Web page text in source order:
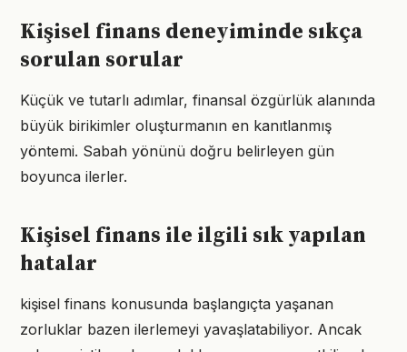
Kişisel finans deneyiminde sıkça
sorulan sorular
Küçük ve tutarlı adımlar, finansal özgürlük alanında
büyük birikimler oluşturmanın en kanıtlanmış
yöntemi. Sabah yönünü doğru belirleyen gün
boyunca ilerler.
Kişisel finans ile ilgili sık yapılan
hatalar
kişisel finans konusunda başlangıçta yaşanan
zorluklar bazen ilerlemeyi yavaşlatabiliyor. Ancak